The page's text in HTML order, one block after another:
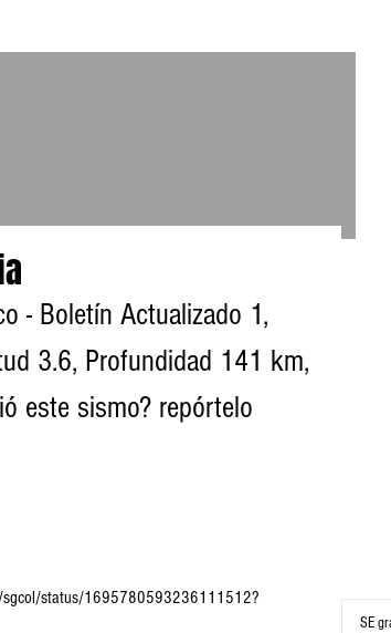
- Boletín Actualizado 1,
3.6, Profundidad 141 km,
este sismo? repórtelo
sgcol/status/1695780593236111512?
SE